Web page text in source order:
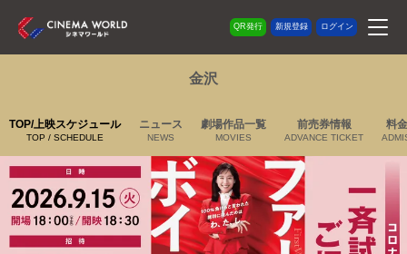
QR発行 新規登録 ログイン
金沢
TOP/上映スケジュール
TOP / SCHEDULE
ニュース
NEWS
劇場作品一覧
MOVIES
前売券情報
ADVANCE TICKET
料